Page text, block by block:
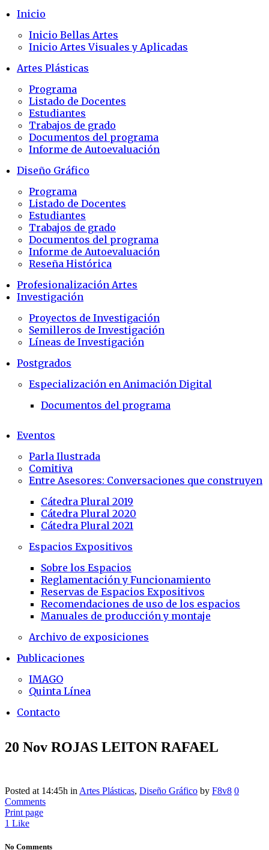
Inicio
Inicio Bellas Artes
Inicio Artes Visuales y Aplicadas
Artes Plásticas
Programa
Listado de Docentes
Estudiantes
Trabajos de grado
Documentos del programa
Informe de Autoevaluación
Diseño Gráfico
Programa
Listado de Docentes
Estudiantes
Trabajos de grado
Documentos del programa
Informe de Autoevaluación
Reseña Histórica
Profesionalización Artes
Investigación
Proyectos de Investigación
Semilleros de Investigación
Líneas de Investigación
Postgrados
Especialización en Animación Digital
Documentos del programa
Eventos
Parla Ilustrada
Comitiva
Entre Asesores: Conversaciones que construyen
Cátedra Plural 2019
Cátedra Plural 2020
Cátedra Plural 2021
Espacios Expositivos
Sobre los Espacios
Reglamentación y Funcionamiento
Reservas de Espacios Expositivos
Recomendaciones de uso de los espacios
Manuales de producción y montaje
Archivo de exposiciones
Publicaciones
IMAGO
Quinta Línea
Contacto
20 Nov ROJAS LEITON RAFAEL
Posted at 14:45h in Artes Plásticas, Diseño Gráfico by F8v8 0
Comments
Print page
1 Like
No Comments